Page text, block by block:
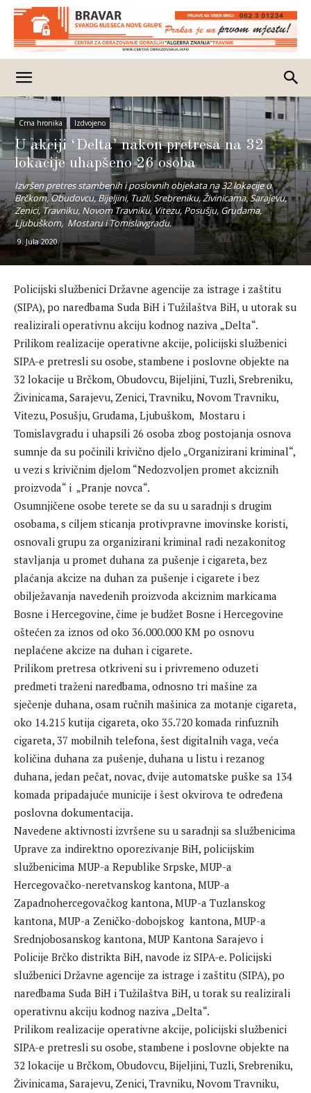
Crna hronika Izdvojeno
U akciji ‘Delta’ nakon pretresa na 32
lokacije uhapšeno 26 osoba
Izvršen pretres stambenih i poslovnih objekata na 32 lokacije u
Brčkom, Obudovcu, Bijeljini, Tuzli, Srebreniku, Živinicama, Sarajevu,
Zenici, Travniku, Novom Travniku, Vitezu, Posušju, Grudama,
Ljubuškom, Mostaru i Tomislavgradu.
9. Jula 2020.
Policijski službenici Državne agencije za istrage i zaštitu
(SIPA), po naredbama Suda BiH i Tužilaštva BiH, u utorak su
realizirali operativnu akciju kodnog naziva „Delta“.
Prilikom realizacije operativne akcije, policijski službenici
SIPA-e pretresli su osobe, stambene i poslovne objekte na
32 lokacije u Brčkom, Obudovcu, Bijeljini, Tuzli, Srebreniku,
Živinicama, Sarajevu, Zenici, Travniku, Novom Travniku,
Vitezu, Posušju, Grudama, Ljubuškom, Mostaru i
Tomislavgradu i uhapsili 26 osoba zbog postojanja osnova
sumnje da su počinili krivično djelo „Organizirani kriminal“,
u vezi s krivičnim djelom “Nedozvoljen promet akciznih
proizvoda“ i „Pranje novca“.
Osumnjičene osobe terete se da su u saradnji s drugim
osobama, s ciljem sticanja protivpravne imovinske koristi,
osnovali grupu za organizirani kriminal radi nezakonitog
stavljanja u promet duhana za pušenje i cigareta, bez
plaćanja akcize na duhan za pušenje i cigarete i bez
obilježavanja navedenih proizvoda akciznim markicama
Bosne i Hercegovine, čime je budžet Bosne i Hercegovine
oštećen za iznos od oko 36.000.000 KM po osnovu
neplaćene akcize na duhan i cigarete.
Prilikom pretresa otkriveni su i privremeno oduzeti
predmeti traženi naredbama, odnosno tri mašine za
sječenje duhana, osam ručnih mašinica za motanje cigareta,
oko 14.215 kutija cigareta, oko 35.720 komada rinfuznih
cigareta, 37 mobilnih telefona, šest digitalnih vaga, veća
količina duhana za pušenje, duhana u listu i rezanog
duhana, jedan pečat, novac, dvije automatske puške sa 134
komada pripadajuće municije i šest okvirova te određena
poslovna dokumentacija.
Navedene aktivnosti izvršene su u saradnji sa službenicima
Uprave za indirektno oporezivanje BiH, policijskim
službenicima MUP-a Republike Srpske, MUP-a
Hercegovačko-neretvanskog kantona, MUP-a
Zapadnohercegovačkog kantona, MUP-a Tuzlanskog
kantona, MUP-a Zeničko-dobojskog kantona, MUP-a
Srednjobosanskog kantona, MUP Kantona Sarajevo i
Policije Brčko distrikta BiH, navode iz SIPA-e. Policijski
službenici Državne agencije za istrage i zaštitu (SIPA), po
naredbama Suda BiH i Tužilaštva BiH, u torak su realizirali
operativnu akciju kodnog naziva „Delta“.
Prilikom realizacije operativne akcije, policijski službenici
SIPA-e pretresli su osobe, stambene i poslovne objekte na
32 lokacije u Brčkom, Obudovcu, Bijeljini, Tuzli, Srebreniku,
Živinicama, Sarajevu, Zenici, Travniku, Novom Travniku,